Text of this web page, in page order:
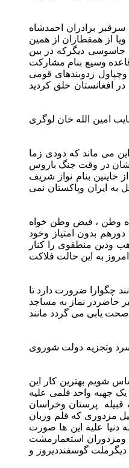
برادران احمدشاه
از همقطاران از همین
جاسوسی دیگرکه در بین
وسیع بنام مشارکت
زدوبندهای قومی
افغانستان خلق کردید
امین الله خان لوگری
می ماند که دودی زما
شان در وقت جنگ باروس
بنام نواز شریف
ایران وپاکستان نمی
وطن ، فیض وطن خواه
بدون امتیاز وخود
ودین منطقوی را کنار
به این حالت فلاکت
چگوارا ضرورت دارد تا
حاضردر نماز به مساجد
یابی می گردد مانند
وتجزیه دولت شوروی
شویم بهترین کار این
یک جهبه واحد قلمی علیه
قبیله پرستان وخراسان
مزدوری که قلم وزبان
دنیا علیه این ها صورت
استعمارمشت
دیگرملت گوسفنددیروز و